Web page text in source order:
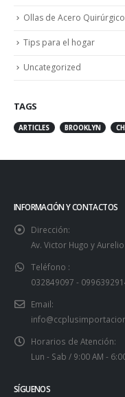
Ollas de Acero Quirúrgico
Tips para el hogar
Uncategorized
TAGS
ARTICLES BROOKLYN
INFORMACIÓN Y CONTACTOS
Dirección:
Av. Victor Hugo y
Teléfono :
032849097 -
Email:
Horarios de Atención:
Lun - Sab / 9:00 AM -
SÍGUENOS